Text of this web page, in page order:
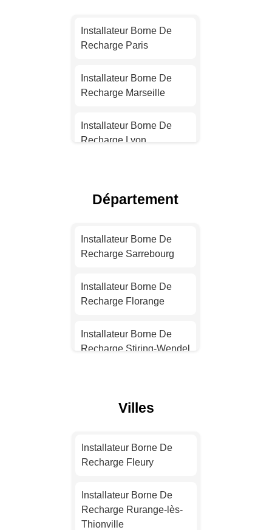
Installateur Borne De
Recharge Paris
Installateur Borne De
Recharge Marseille
Installateur Borne De
Recharge Lyon
Recharge Nice
Recharge Nantes
Recharge Strasbourg
Installateur Borne De
Installateur Borne De
Installateur Borne De
Recharge Rennes
Département
Installateur Borne De
Recharge Sarrebourg
Installateur Borne De
Recharge Florange
Installateur Borne De
Recharge Stiring-Wendel
Recharge Maizières-lès-
Metz
Installateur Borne De
Recharge Amnéville
Villes
Installateur Borne De
Recharge Fleury
Installateur Borne De
Recharge Rurange-lès-
Thionville